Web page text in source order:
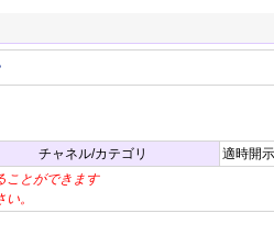
チャネル/カテゴリ 適時開
ことができます
。